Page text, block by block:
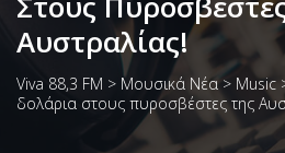
Αυστραλίας!
Viva 88,3 FM > Μουσικά Νέα > Music
δολάρια στους πυροσβέστες της